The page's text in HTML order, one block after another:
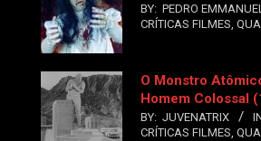
BY: PEDRO
CRÍTICAS FILMES,
O Monstro
Homem Colossal
BY: JUVENATRIX
CRÍTICAS FILMES,